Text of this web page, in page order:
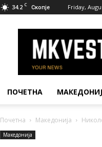
34.2 C Скопје Friday,
Вести
ПОЧЕТНА
Почетна Македонија
Македонија